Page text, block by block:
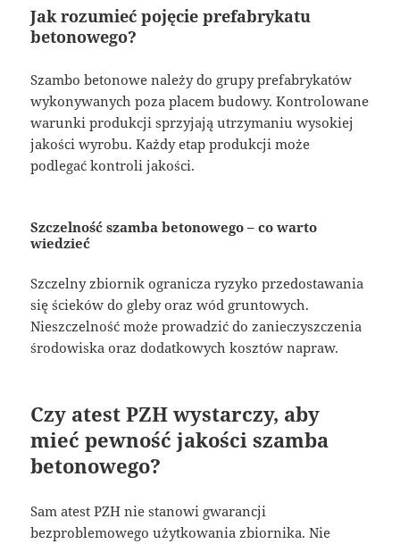
Jak rozumieć pojęcie prefabrykatu
betonowego?
Szambo betonowe należy do grupy prefabrykatów
wykonywanych poza placem budowy. Kontrolowane
warunki produkcji sprzyjają utrzymaniu wysokiej
jakości wyrobu. Każdy etap produkcji może
podlegać kontroli jakości.
Szczelność szamba betonowego – co warto
wiedzieć
Szczelny zbiornik ogranicza ryzyko przedostawania
się ścieków do gleby oraz wód gruntowych.
Nieszczelność może prowadzić do zanieczyszczenia
środowiska oraz dodatkowych kosztów napraw.
Czy atest PZH wystarczy, aby
mieć pewność jakości szamba
betonowego?
Sam atest PZH nie stanowi gwarancji
bezproblemowego użytkowania zbiornika. Nie